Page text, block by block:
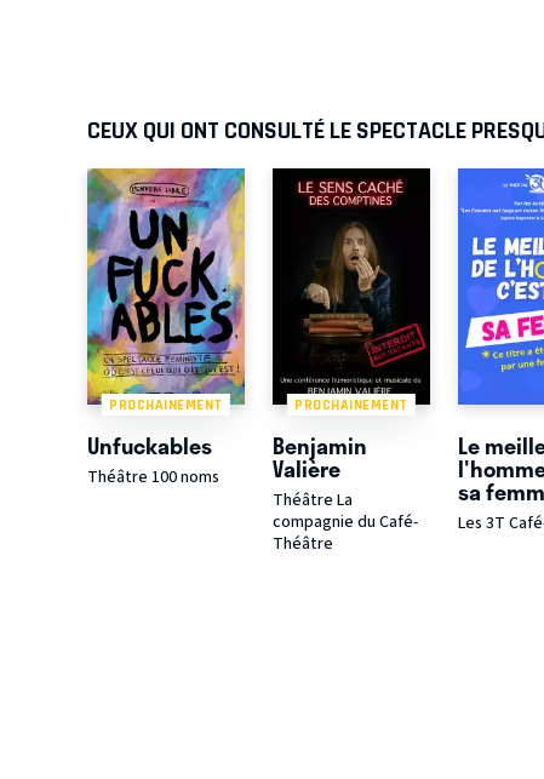
CEUX QUI ONT CONSULTÉ LE SPECTACLE
PROCHAINEMENT
Unfuckables
Théâtre 100 noms
PROCHAINEMENT
Benjamin
Valière
Théâtre La
compagnie du Café-
Théâtre
Le
sa
Les 3T